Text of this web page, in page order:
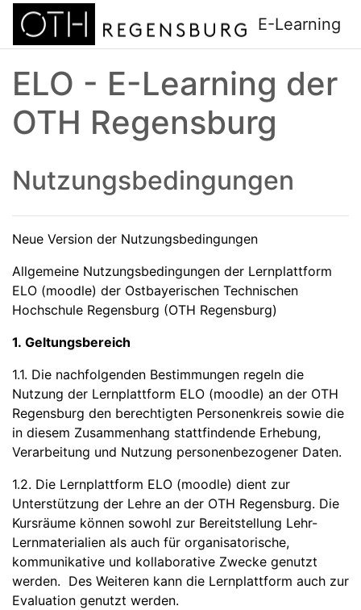
Zum Hauptinhalt
E-Learning
ELO - E-Learning der
OTH Regensburg
Nutzungsbedingungen
Neue Version der Nutzungsbedingungen
Allgemeine Nutzungsbedingungen der Lernplattform
ELO (moodle) der Ostbayerischen Technischen
Hochschule Regensburg (OTH Regensburg)
1. Geltungsbereich
1.1. Die nachfolgenden Bestimmungen regeln die
Nutzung der Lernplattform ELO (moodle) an der OTH
Regensburg den berechtigten Personenkreis sowie die
in diesem Zusammenhang stattfindende Erhebung,
Verarbeitung und Nutzung personenbezogener Daten.
1.2. Die Lernplattform ELO (moodle) dient zur
Unterstützung der Lehre an der OTH Regensburg. Die
Kursräume können sowohl zur Bereitstellung Lehr-
Lernmaterialien als auch für organisatorische,
kommunikative und kollaborative Zwecke genutzt
werden. Des Weiteren kann die Lernplattform auch zur
Evaluation genutzt werden.